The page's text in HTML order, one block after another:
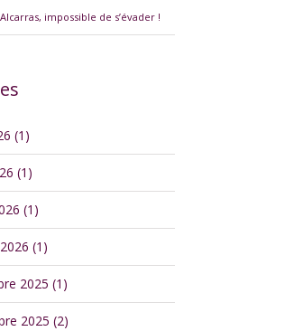
impossible de s’évader !
(1)
(1)
(1)
(1)
2025 (1)
2025 (2)